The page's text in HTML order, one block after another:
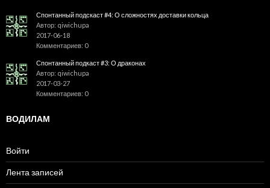
Спонтанный подскаст #4: О сложностях доставки кольца
Автор: qiwichupa
2017-06-18
Комментариев: 0
Спонтанный подкаст #3: О драконах
Автор: qiwichupa
2017-03-27
Комментариев: 0
ВОДИЛАМ
Войти
Лента записей